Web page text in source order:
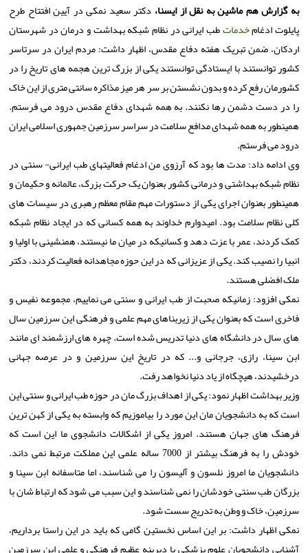
به گزارش هم ماشین به نقل از ایسنا،دکتر سعید نمکی در آیین افتتاح طرح
پایلوت ادغامخدماتطب ایرانی در نظام شبکه بهداشت و درمان در شهرستان
اردکان، ضمن تبریک هفته دفاع مقدس، اظهار داشت: مردم ایران در سرتاسر
کشور توانستند با ایستادگی توانستند یکی از بزرگ ترین هجمه های تاریخ را در
کشورمان رفع کرده و بدون نشستن بر سر هر میز مذاکره سانتی متری از این خاک
را در دست دشمن رها نکنند. به همه شهدای دفاع مقدس درود می فرستم.
همینطور به همه شهدای مدافع سلامت در سراسر سرزمین جمهوری اسلامی ایران
درود می فرستم.
وی ادامه داد: مدت ها بود که آرزوی من ادغام فعالیتهای طب ایرانی- سنتی در
نظام شبکه بهداشتی و درمانی کشور بعنوان یک حرکت بزرگ، عالمانه و حکیمان و
همینطور بعنوان اجرای یکی از دستورات مهم مقام معظم رهبری در سیسات های
کلی نظام سلامت بود. امیدوارم خداوند به همه کسانی که در ایجاد نظام شبکه
کمک کردند، عمر با عزت دهد و کسانیکه در میان ما نیستند، همنشینی با اولیا و
انبیا را نصیب کند. یکی از عزیزانی که در این حوزه مجاهدانه فعالیت کردند، دکتر
ملک افضلی هستند.
نمکی افزود: زمانیکه صحبت از طب ایرانی و سنتی می نماییم، مجموعه نفیس و
فاخری است که بعنوان یکی از زیربناهای مهم علمی و فرهنگی این سرزمین سال
های سال در دانشگاه های دنیا تدریس شده است. چهره های ارزشمند ای مانند
ابن سینا، رازی، جرجانی و... که در تاریخ این سرزمین و در عرصه جهانی
درخشیدند، هیچگاه از یاد دنیا نخواهد رفت.
وزیر بهداشت اظهار نمود: یکی از اهداف بزرگ مان در حوزه طب ایرانی و سنتی این
است که به دانشجویان مان این مورد را بیاموزیم که وابسته به یکی از کهن ترین
فرهنگ های جهان هستند. امروز یکی از اشکالات دانشجوی ما این است که
خودش را به فرهنگ بیشتر از 7000 ساله علمی این مملکت مرتبط نمی داند.
دانشجویان ما امروز نلسون و آلیسون را می شناسند، اما متاسفانه ابن سینا و
بزرگان طب سنتی خودشان را نمی شناسند و این سبب می شود که ارتباط شان با
سرزمین، خاک و وطن به تدریج سست شود.
نمکی اظهار داشت: بر این اساس نخستین گامی که باید در این راستا برداریم،